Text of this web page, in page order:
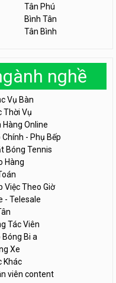
Tân Phú
Bình Tân
Tân Bình
nghề
Vụ Bàn
Thời Vụ
Hàng Online
Chính - Phụ Bếp
Bóng Tennis
Hàng
Việc Theo Giờ
- Telesale
Tác Viên
Bóng Bi a
Xe
Khác
viên content